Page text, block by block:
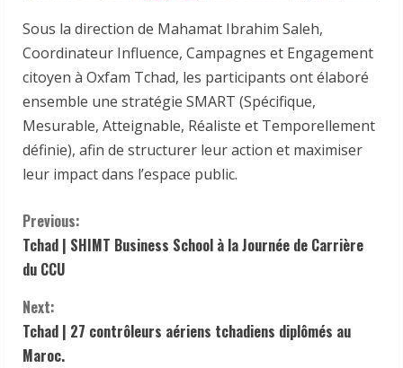
Sous la direction de Mahamat Ibrahim Saleh,
Coordinateur Influence, Campagnes et Engagement
citoyen à Oxfam Tchad, les participants ont élaboré
ensemble une stratégie SMART (Spécifique,
Mesurable, Atteignable, Réaliste et Temporellement
définie), afin de structurer leur action et maximiser
leur impact dans l’espace public.
C
o
n
t
Previous:
Tchad | SHIMT Business School à la Journée de Carrière
du CCU
Next:
Tchad | 27 contrôleurs aériens tchadiens diplômés au
Maroc.